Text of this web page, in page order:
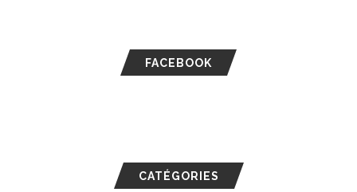
FACEBOOK
CATÉGORIES